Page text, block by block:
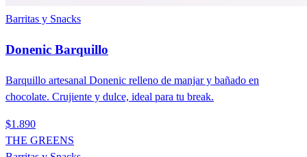
Barritas y Snacks
Donenic Barquillo
Barquillo artesanal Donenic relleno de manjar y bañado en
chocolate. Crujiente y dulce, ideal para tu break.
$1.890
THE GREENS